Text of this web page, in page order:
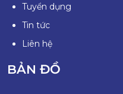
Tuyển dụng
Tin tức
Liên hệ
BẢN ĐỒ